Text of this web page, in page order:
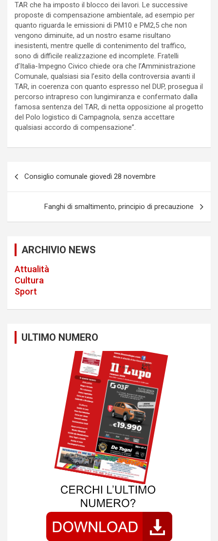
TAR che ha imposto il blocco dei lavori. Le successive
proposte di compensazione ambientale, ad esempio per
quanto riguarda le emissioni di PM10 e PM2,5 che non
vengono diminuite, ad un nostro esame risultano
inesistenti, mentre quelle di contenimento del traffico,
sono di difficile realizzazione ed incomplete. Fratelli
d’Italia-Impegno Civico chiede ora che l’Amministrazione
Comunale, qualsiasi sia l’esito della controversia avanti il
TAR, in coerenza con quanto espresso nel DUP, prosegua il
percorso intrapreso con lungimiranza e confermato dalla
famosa sentenza del TAR, di netta opposizione al progetto
del Polo logistico di Campagnola, senza accettare
qualsiasi accordo di compensazione”.
a
Consiglio comunale giovedì 28 novembre
Fanghi di smaltimento, principio di precauzione
ARCHIVIO NEWS
Attualità
Cultura
Sport
ULTIMO NUMERO